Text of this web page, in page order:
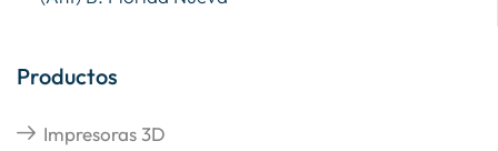
Productos
Impresoras 3D